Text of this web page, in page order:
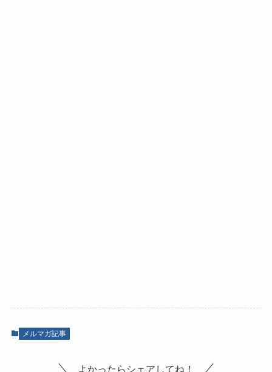
メルマガ記事
よかったらシェアしてね！